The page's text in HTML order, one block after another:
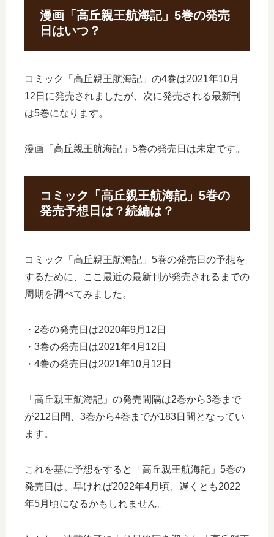
漫画「高丘親王航海記」5巻の発売
日はいつ？
コミック「高丘親王航海記」の4巻は2021年10月
12日に発売されましたが、次に発売される最新刊
は5巻になります。
漫画「高丘親王航海記」5巻の発売日は未定です。
コミック「高丘親王航海記」5巻の
発売予想日は？続編は？
コミック「高丘親王航海記」5巻の発売日の予想を
するために、ここ最近の最新刊が発売されるまでの
周期を調べてみました。
・2巻の発売日は2020年9月12日
・3巻の発売日は2021年4月12日
・4巻の発売日は2021年10月12日
「高丘親王航海記」の発売間隔は2巻から3巻まで
が212日間、3巻から4巻までが183日間となってい
ます。
これを基に予想をすると「高丘親王航海記」5巻の
発売日は、早ければ2022年4月頃、遅くとも2022
年5月頃になるかもしれません。